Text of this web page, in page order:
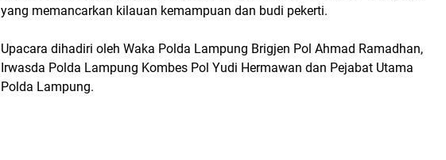
yang memancarkan kilauan kemampuan dan budi pekerti.
Upacara dihadiri oleh Waka Polda Lampung Brigjen Pol Ahmad Ramadhan,
Irwasda Polda Lampung Kombes Pol Yudi Hermawan dan Pejabat Utama
Polda Lampung.